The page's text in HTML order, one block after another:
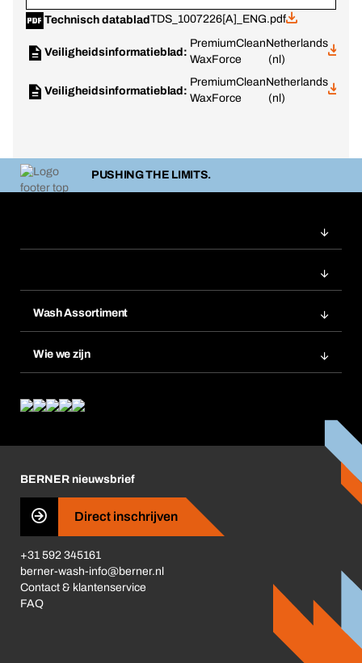
Technisch datablad TDS_1007226[A]_ENG.pdf
Veiligheidsinformatieblad:
PremiumClean
WaxForce
Netherlands
(nl)
Veiligheidsinformatieblad:
PremiumClean
WaxForce
Netherlands
(nl)
PUSHING THE LIMITS.
Wash Assortiment
Wie we zijn
Wat ons drijft
Business Conduct
BERNER nieuwsbrief
Direct inschrijven
+31 592 345161
berner-wash-info@berner.nl
Contact & klantenservice
FAQ